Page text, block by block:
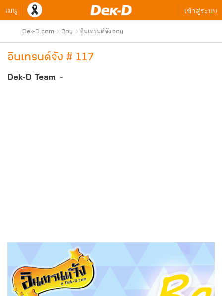
เมนู เข้าสู่ระบบ
Dek-D.com Boy อินเทรนด์จัง boy
อินเทรนด์จัง # 117
Dek-D Team -